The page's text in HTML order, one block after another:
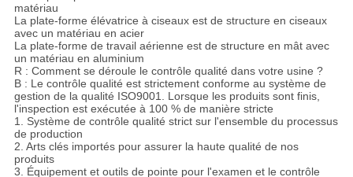
matériau
La plate-forme élévatrice à ciseaux est de structure en ciseaux
avec un matériau en acier
La plate-forme de travail aérienne est de structure en mât avec
un matériau en aluminium
R : Comment se déroule le contrôle qualité dans votre usine ?
B : Le contrôle qualité est strictement conforme au système de
gestion de la qualité ISO9001. Lorsque les produits sont finis,
l'inspection est exécutée à 100 % de manière stricte
1. Système de contrôle qualité strict sur l'ensemble du processus
de production
2. Arts clés importés pour assurer la haute qualité de nos
produits
3. Équipement et outils de pointe pour l'examen et le contrôle